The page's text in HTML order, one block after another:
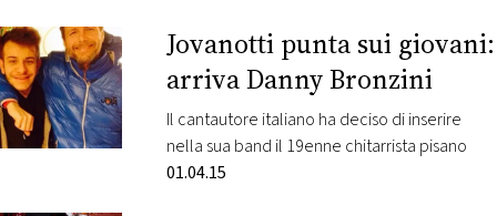
CONCORSI
EVENTI
VIDEO
Jovanotti punta sui giovani:
arriva Danny Bronzini
Il cantautore italiano ha deciso di inserire
nella sua band il 19enne chitarrista pisano
01.04.15